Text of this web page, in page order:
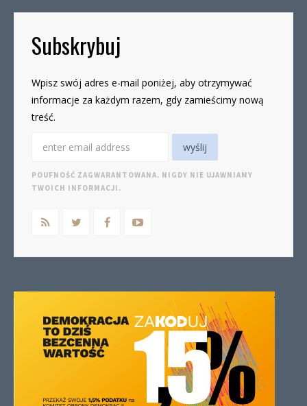
Subskrybuj
Wpisz swój adres e-mail poniżej, aby otrzymywać
informacje za każdym razem, gdy zamieścimy nową
treść.
POUFNOŚĆ ZAGWARANTOWANA. NIGDY NIE UJAWNIAMY
TWOICH INFORMACJI.